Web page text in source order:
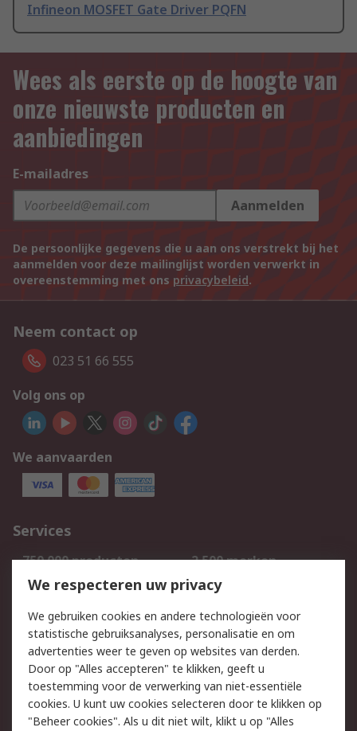
Infineon MOSFET Gate Driver PQFN
Wees als eerste op de hoogte van
onze nieuwste producten en
aanbiedingen
E-mailadres
Aanmelden
De persoonlijke gegevens die u aan ons verstrekt bij het
aanmelden voor deze mailinglijst worden verwerkt in
overeenstemming met ons privacybeleid.
Neem contact op
023 51 66 555
Volg ons op
We aanvaarden
Services
750.000 producten
2.500 merken
Bestellen
Inkoopoplossingen
Track & Trace
Wettelijk
Cookiebeleid
Email veiligheid
Privacybeleid
Websitevoorwaarden
We respecteren uw privacy
We gebruiken cookies en andere technologieën voor
statistische gebruiksanalyses, personalisatie en om
advertenties weer te geven op websites van derden.
Door op "Alles accepteren" te klikken, geeft u
toestemming voor de verwerking van niet-essentiële
cookies. U kunt uw cookies selecteren door te klikken op
"Beheer cookies". Als u dit niet wilt, klikt u op "Alles